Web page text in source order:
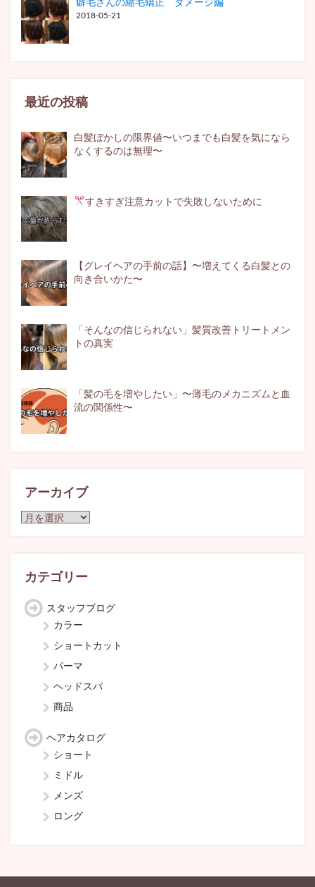
癖毛さんの縮毛矯正 ダメージ編
2018-05-21
最近の投稿
白髪ぼかしの限界値〜いつまでも白髪を気になら
なくするのは無理〜
すきすぎ注意カットで失敗しないために
【グレイヘアの手前の話】〜増えてくる白髪との
向き合いかた〜
「そんなの信じられない」髪質改善トリートメン
トの真実
「髪の毛を増やしたい」〜薄毛のメカニズムと血
流の関係性〜
アーカイブ
ア
ブ
カテゴリー
スタッフブログ
カラー
ショートカット
パーマ
ヘッドスパ
商品
ヘアカタログ
ショート
ミドル
メンズ
ロング